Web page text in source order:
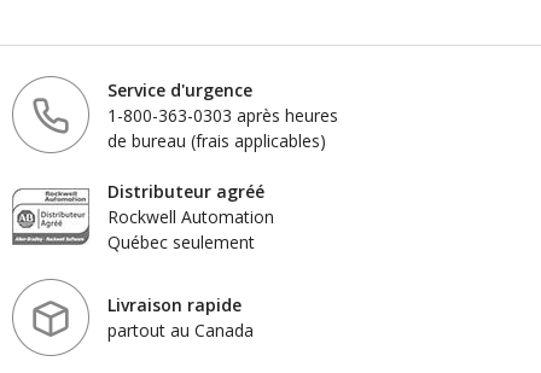
Service d'urgence
1-800-363-0303 après heures
de bureau (frais applicables)
Distributeur agréé
Rockwell Automation
Québec seulement
Livraison rapide
partout au Canada